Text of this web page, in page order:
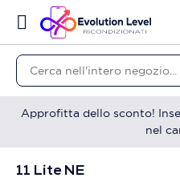
Approfitta dello sconto!
nel
11 Lite NE